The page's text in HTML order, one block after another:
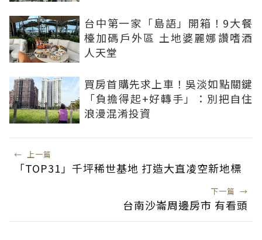
台中第一家「島語」開箱！9大餐
檯加碼戶外區 土地婆麗娜讚嗜酒
人天堂
買房首購先求上車！吳淡如點關鍵
「負擔得起+好轉手」：別把自住
浪漫混淆投資
← 上一篇
「TOP31」千坪稀世基地 打造大直凌空新地標
下一篇 →
台南沙崙周邊房市 有看頭